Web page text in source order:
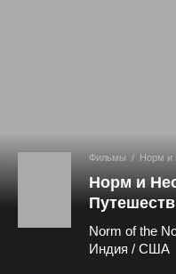
Фильмы / Норм и
Норм и
Norm of the
Индия / США